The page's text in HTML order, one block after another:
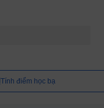
Tính điểm học bạ